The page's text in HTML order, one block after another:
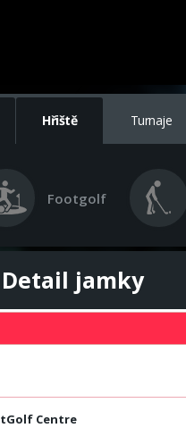
Hřiště Turnaje
Footgolf
jamky
Centre